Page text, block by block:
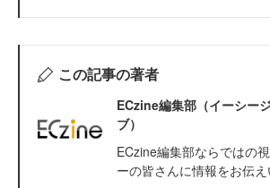
この記事の著者
ECzine編集部（イーシー
ブ）
ECzine編集部ならではの
ーの皆さんに情報をお伝え